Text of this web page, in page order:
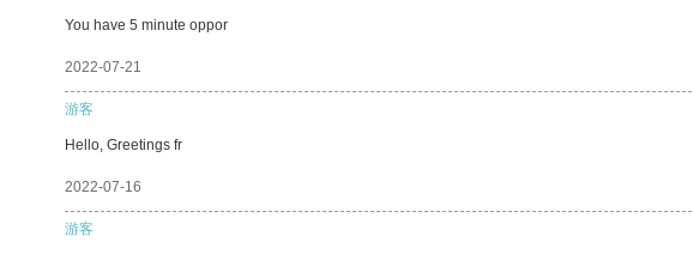
You have 5 minute oppor
2022-07-21
游客
Hello, Greetings fr
2022-07-16
游客